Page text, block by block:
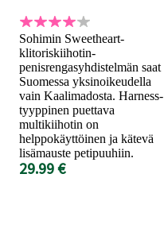
Sohimin Sweetheart-
klitoriskiihotin-
penisrengasyhdistelmän saat
Suomessa yksinoikeudella
vain Kaalimadosta. Harness-
tyyppinen puettava
multikiihotin on
helppokäyttöinen ja kätevä
lisämauste petipuuhiin.
29.99 €